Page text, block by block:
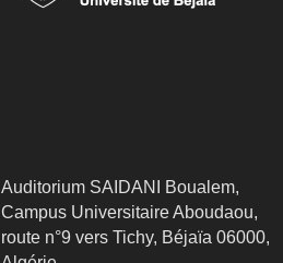
Auditorium SAIDANI Boualem,
Campus Universitaire Aboudaou,
route n°9 vers Tichy, Béjaïa 06000,